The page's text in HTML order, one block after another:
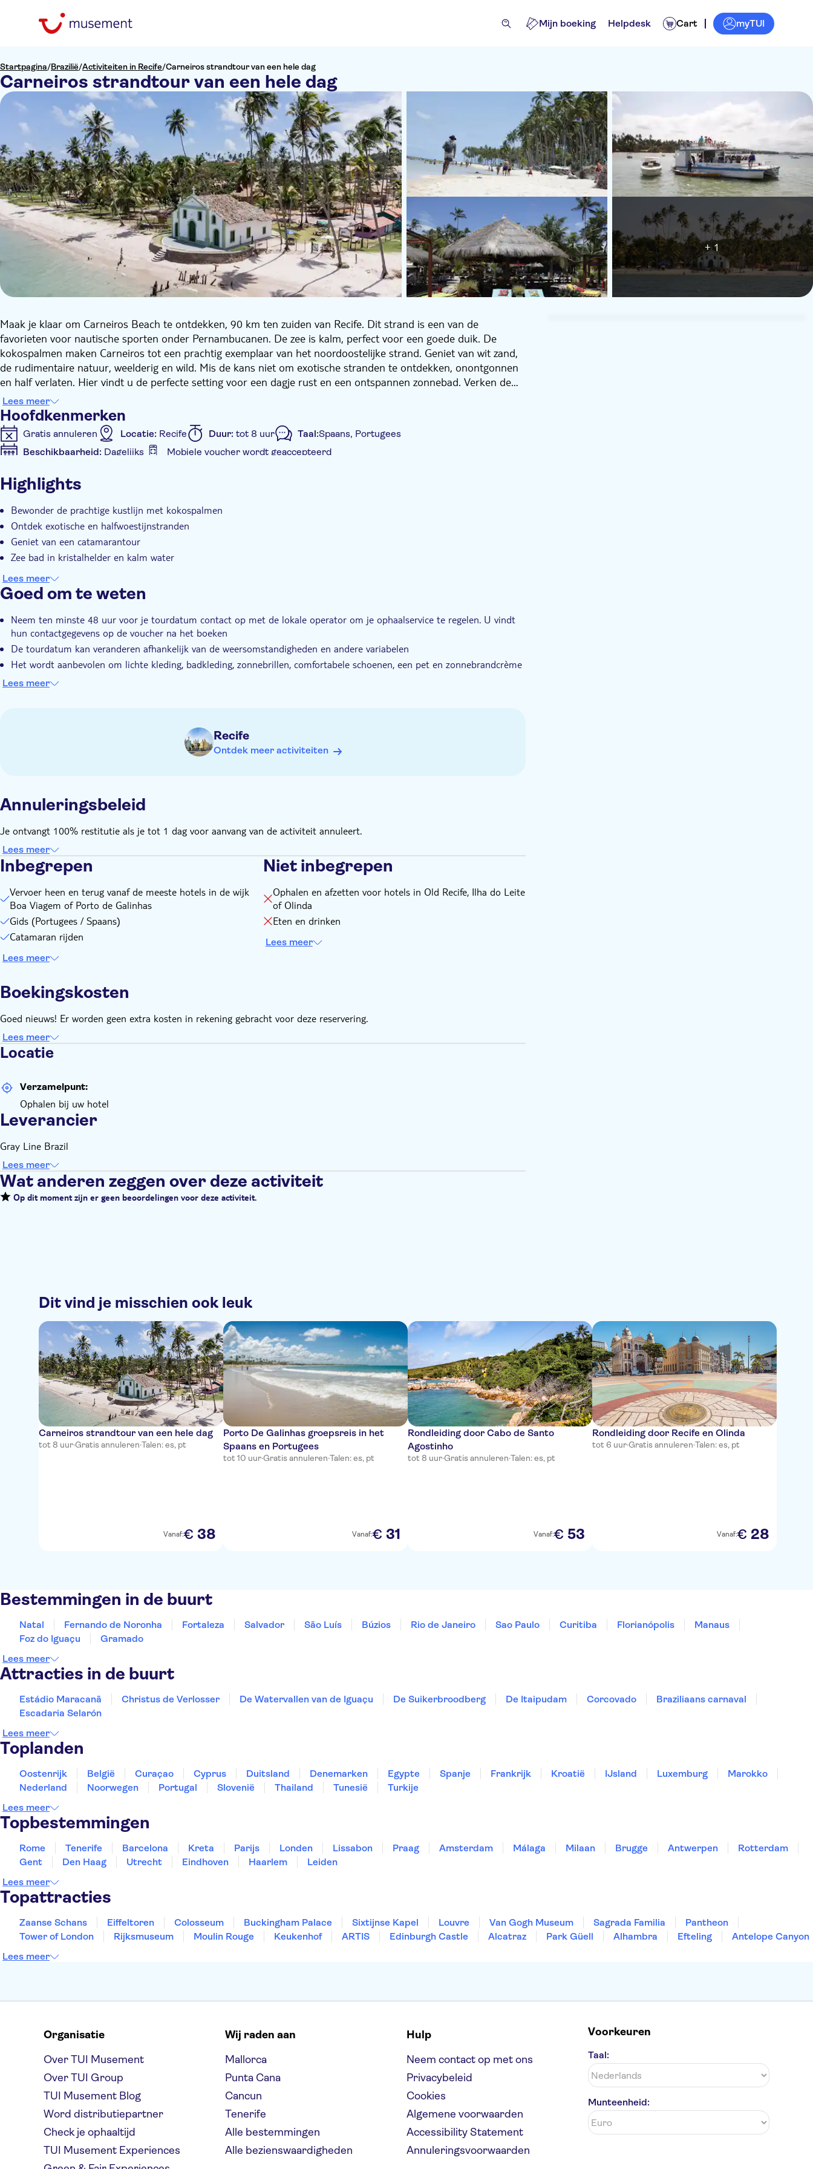
Mijn boeking Helpdesk Cart myTUI
Startpagina/Brazilië/Activiteiten in Recife/Carneiros strandtour van een hele dag
Carneiros strandtour van een hele dag
+ 1
Maak je klaar om Carneiros Beach te ontdekken, 90 km ten zuiden van Recife. Dit strand is een van de
favorieten voor nautische sporten onder Pernambucanen. De zee is kalm, perfect voor een goede duik. De
kokospalmen maken Carneiros tot een prachtig exemplaar van het noordoostelijke strand. Geniet van wit zand,
de rudimentaire natuur, weelderig en wild. Mis de kans niet om exotische stranden te ontdekken, onontgonnen
en half verlaten. Hier vindt u de perfecte setting voor een dagje rust en een ontspannen zonnebad. Verken de
kust te voet of, als je dat liever hebt, is het mogelijk om peddels te huren om je tocht nog spannender te maken.
Bewonder de charmante kerk van São Benedito aan zee.
Lees meer
Hoofdkenmerken
Gratis annuleren Locatie: Recife Duur: tot 8 uur Taal:Spaans, Portugees
Beschikbaarheid: Dagelijks Mobiele voucher wordt geaccepteerd
Instant confirmation
Highlights
Bewonder de prachtige kustlijn met kokospalmen
Ontdek exotische en halfwoestijnstranden
Geniet van een catamarantour
Zee bad in kristalhelder en kalm water
Lees meer
Goed om te weten
Neem ten minste 48 uur voor je tourdatum contact op met de lokale operator om je ophaalservice te regelen. U vindt
hun contactgegevens op de voucher na het boeken
De tourdatum kan veranderen afhankelijk van de weersomstandigheden en andere variabelen
Het wordt aanbevolen om lichte kleding, badkleding, zonnebrillen, comfortabele schoenen, een pet en zonnebrandcrème
Lees meer
Recife
Ontdek meer activiteiten
Annuleringsbeleid
Je ontvangt 100% restitutie als je tot 1 dag voor aanvang van de activiteit annuleert.
Lees meer
Inbegrepen
Vervoer heen en terug vanaf de meeste hotels in de wijk
Boa Viagem of Porto de Galinhas
Gids (Portugees / Spaans)
Catamaran rijden
Lees meer
Niet inbegrepen
Ophalen en afzetten voor hotels in Old Recife, Ilha do Leite
of Olinda
Eten en drinken
Lees meer
Boekingskosten
Goed nieuws! Er worden geen extra kosten in rekening gebracht voor deze reservering.
Lees meer
Locatie
Verzamelpunt:
Ophalen bij uw hotel
Leverancier
Gray Line Brazil
Lees meer
Wat anderen zeggen over deze activiteit
Op dit moment zijn er geen beoordelingen voor deze activiteit.
Dit vind je misschien ook leuk
Carneiros strandtour van een hele dag
tot 8 uur·Gratis annuleren·Talen: es, pt
Vanaf:€ 38
Porto De Galinhas groepsreis in het
Spaans en Portugees
tot 10 uur·Gratis annuleren·Talen: es, pt
Vanaf:€ 31
Rondleiding door Cabo de Santo
Agostinho
tot 8 uur·Gratis annuleren·Talen: es, pt
Vanaf:€ 53
Rondleiding door Recife en Olinda
tot 6 uur·Gratis annuleren·Talen: es, pt
Vanaf:€ 28
Bestemmingen in de buurt
Natal Fernando de Noronha Fortaleza Salvador São Luís Búzios Rio de Janeiro Sao Paulo Curitiba Florianópolis
Manaus
Foz do Iguaçu
Gramado
Lees meer
Attracties in de buurt
Estádio Maracanã Christus de Verlosser De Watervallen van de Iguaçu De Suikerbroodberg De Itaipudam Corcovado
Braziliaans carnaval
Escadaria Selarón
Lees meer
Toplanden
Oostenrijk België Curaçao Cyprus Duitsland Denemarken Egypte Spanje Frankrijk Kroatië IJsland Luxemburg
Marokko
Nederland
Noorwegen Portugal Slovenië Thailand Tunesië
Turkije
Lees meer
Topbestemmingen
Rome Tenerife Barcelona Kreta Parijs Londen Lissabon Praag Amsterdam Málaga Milaan Brugge Antwerpen
Rotterdam
Gent
Den Haag Utrecht Eindhoven Haarlem
Leiden
Lees meer
Topattracties
Zaanse Schans Eiffeltoren Colosseum Buckingham Palace Sixtijnse Kapel Louvre Van Gogh Museum Sagrada Familia
Pantheon
Tower of London
Rijksmuseum Moulin Rouge Keukenhof ARTIS Edinburgh Castle Alcatraz Park Güell Alhambra Efteling
Antelope Canyon
Lees meer
Organisatie
Over TUI Musement
Over TUI Group
TUI Musement Blog
Word distributiepartner
Check je ophaaltijd
TUI Musement Experiences
Wij raden aan
Mallorca
Punta Cana
Cancun
Tenerife
Alle bestemmingen
Alle bezienswaardigheden
Hulp
Neem contact op met ons
Privacybeleid
Cookies
Algemene voorwaarden
Accessibility Statement
Annuleringsvoorwaarden
Voorkeuren
Taal:
Munteenheid: